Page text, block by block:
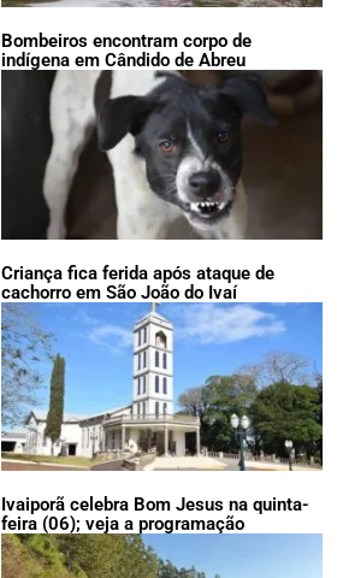
Bombeiros encontram corpo de
indígena em Cândido de Abreu
Criança fica ferida após ataque de
cachorro em São João do Ivaí
Ivaiporã celebra Bom Jesus na quinta-
feira (06); veja a programação